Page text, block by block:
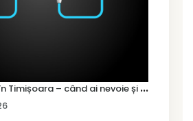
C
urent trifazic în Timișoara – când ai nevoie și cum îl alegi